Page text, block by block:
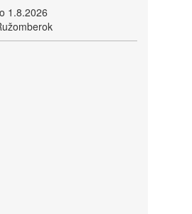
1.8.2026